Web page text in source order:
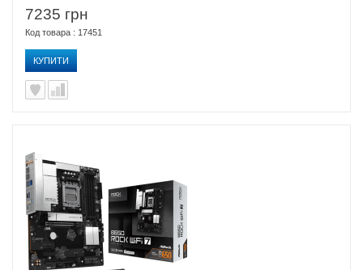
7235 грн
Код товара : 17451
КУПИТИ